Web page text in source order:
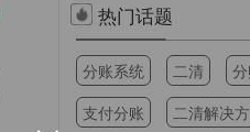
装修行业
合理分配装修资金款
定制化服务
满足企业个性化定制服务
热门话题
分账系统 二清
支付分账
二清解决